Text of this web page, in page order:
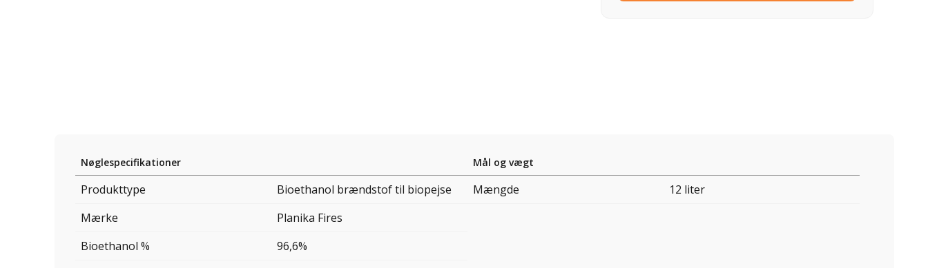
Nøglespecifikationer
Produkttype
Bioethanol brændstof til biopejse
Mærke
Planika Fires
Bioethanol %
96,6%
Mål og vægt
Mængde 12 liter